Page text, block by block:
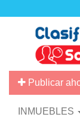
Publicar
INMUEBLES